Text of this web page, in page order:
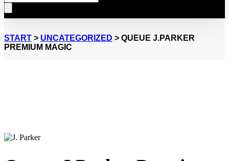
search
START > UNCATEGORIZED > QUEUE J.PARKER
PREMIUM MAGIC